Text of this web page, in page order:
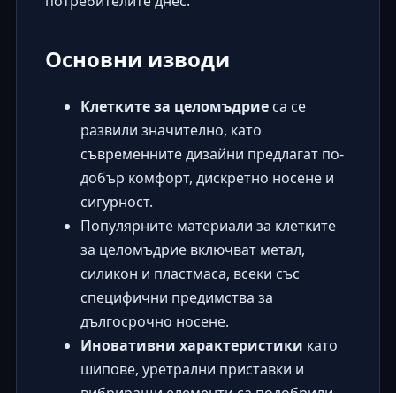
Основни изводи
Клетките за целомъдриеса се
развили значително, като
съвременните дизайни предлагат по-
добър комфорт, дискретно носене и
сигурност.
Популярните материали за клетките
за целомъдрие включват метал,
силикон и пластмаса, всеки със
специфични предимства за
дългосрочно носене.
Иновативни характеристики като
шипове, уретрални приставки и